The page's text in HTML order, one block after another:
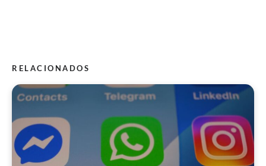
RELACIONADOS